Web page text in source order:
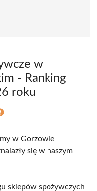
w
- Ranking
roku
w Gorzowie
się w naszym
sklepów spożywczych